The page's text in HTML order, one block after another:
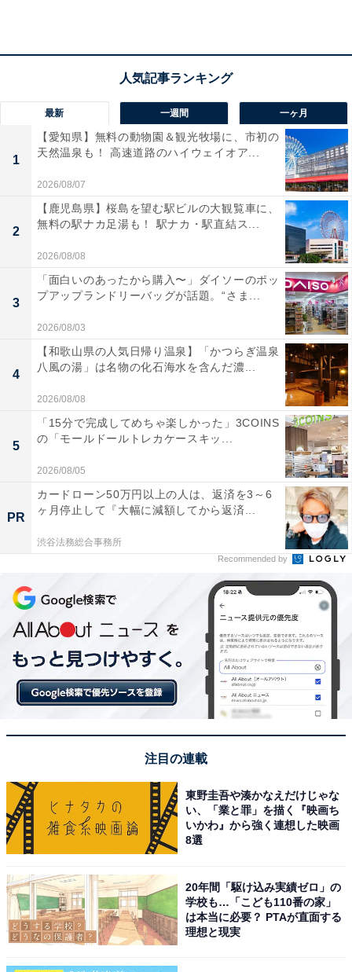
ショルダーバッグ（画像出典：Amazon）
日本発の傘ブランド「Wpc.」初のブランドムック付属の
ショルダーバッグは、「傘のプロ」であるWpc.が監修し
た"ストレスフリー"なこだわり設計です。バッグ全体に
撥水加工が施されており雨の日でも安心して使えます。
さらにサイドポケットは折りたたみ傘がすっぽり入るサ
イズ感で、ピオニ柄の巾着ポケットには保冷機能もつい
ているので、濡れた傘もペットボトルも気軽に収納でき
ます。
マチたっぷりの大容量＋充実ポケットでお出かけ
の荷物が全部入る！
最新 一週間 一ヶ月
1
【愛知県】無料の動物園＆観光牧場に、市初の
天然温泉も！ 高速道路のハイウェイオア...
2026/08/07
2
【鹿児島県】桜島を望む駅ビルの大観覧車に、
無料の駅ナカ足湯も！ 駅ナカ・駅直結ス...
2026/08/08
3
「面白いのあったから購入〜」ダイソーのポッ
プアップランドリーバッグが話題。“さま...
2026/08/03
4
【和歌山県の人気日帰り温泉】「かつらぎ温泉
八風の湯」は名物の化石海水を含んだ濃...
2026/08/08
5
「15分で完成してめちゃ楽しかった」3COINS
の「モールドールトレカケースキッ...
2026/08/05
PR
カードローン50万円以上の人は、返済を3～6
ヶ月停止して『大幅に減額してから返済...
渋谷法務総合事務所
Recommended by
注目の連載
東野圭吾や湊かなえだけじゃな
い、「業と罪」を描く『映画ち
いかわ』から強く連想した映画
8選
20年間「駆け込み実績ゼロ」の
学校も…「こども110番の家」
は本当に必要？ PTAが直面する
理想と現実